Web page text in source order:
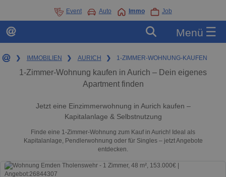
Event Auto Immo Job
Menü ☰
❯ IMMOBILIEN ❯ AURICH ❯ 1-ZIMMER-WOHNUNG-KAUFEN
1-Zimmer-Wohnung kaufen in Aurich – Dein eigenes
Apartment finden
Jetzt eine Einzimmerwohnung in Aurich kaufen –
Kapitalanlage & Selbstnutzung
Finde eine 1-Zimmer-Wohnung zum Kauf in Aurich! Ideal als
Kapitalanlage, Pendlerwohnung oder für Singles – jetzt Angebote
entdecken.